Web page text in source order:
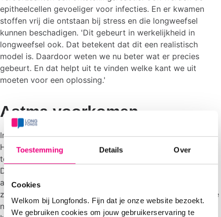
Toestemming Details Over
Cookies
Welkom bij Longfonds. Fijn dat je onze website bezoekt.
We gebruiken cookies om jouw gebruikerservaring te
epitheelcellen gevoeliger voor infecties. En er kwamen
stoffen vrij die ontstaan bij stress en die longweefsel
kunnen beschadigen. 'Dit gebeurt in werkelijkheid in
longweefsel ook. Dat betekent dat dit een realistisch
model is. Daardoor weten we nu beter wat er precies
gebeurt. En dat helpt uit te vinden welke kant we uit
moeten voor een oplossing.'
Astma voorkomen
In het internationale Consortium Astmapreventie waarvan
Hiemstra's groep deel uitmaakt, bracht Longfonds
toponderzoekers bij elkaar uit Nederland, België,
Duitsland, Engeland en Australië om uit te vinden hoe we
astma kunnen voorkomen bij een deel van de kinderen. Er
zijn namelijk sterke aanwijzingen dat dit kan met bepaalde
natuurlijke stoffen: onbewerkte koemelk, boerderijstof en